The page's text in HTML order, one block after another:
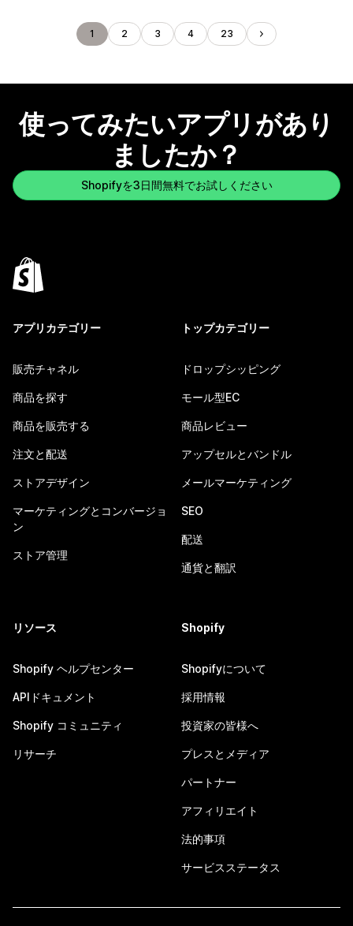
1 2 3 4 23
使ってみたいアプリがあり
ましたか？
Shopifyを3日間無料でお試しください
アプリカテゴリー
販売チャネル
商品を探す
商品を販売する
注文と配送
ストアデザイン
マーケティングとコンバージョ
ン
ストア管理
トップカテゴリー
ドロップシッピング
モール型EC
商品レビュー
アップセルとバンドル
メールマーケティング
SEO
配送
通貨と翻訳
リソース
Shopify ヘルプセンター
APIドキュメント
Shopify コミュニティ
リサーチ
Shopify
Shopifyについて
採用情報
投資家の皆様へ
プレスとメディア
パートナー
アフィリエイト
法的事項
サービスステータス